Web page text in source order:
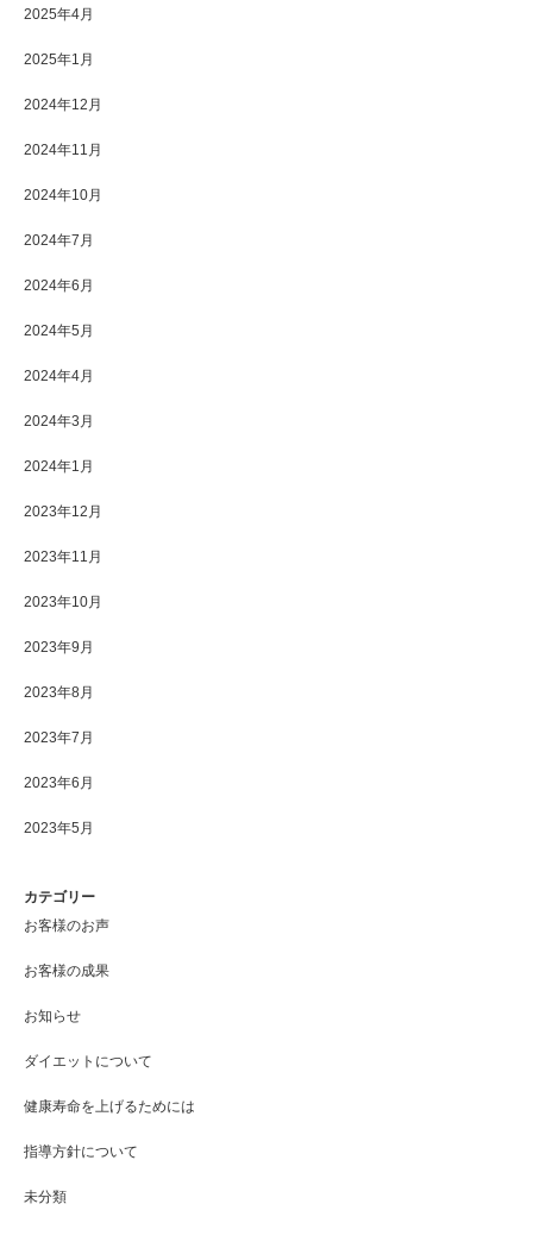
2025年4月
2025年1月
2024年12月
2024年11月
2024年10月
2024年7月
2024年6月
2024年5月
2024年4月
2024年3月
2024年1月
2023年12月
2023年11月
2023年10月
2023年9月
2023年8月
2023年7月
2023年6月
2023年5月
カテゴリー
お客様のお声
お客様の成果
お知らせ
ダイエットについて
健康寿命を上げるためには
指導方針について
未分類